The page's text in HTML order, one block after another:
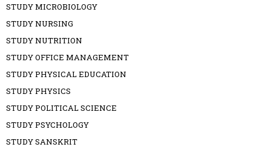
STUDY MICROBIOLOGY
STUDY NURSING
STUDY NUTRITION
STUDY OFFICE MANAGEMENT
STUDY PHYSICAL EDUCATION
STUDY PHYSICS
STUDY POLITICAL SCIENCE
STUDY PSYCHOLOGY
STUDY SANSKRIT